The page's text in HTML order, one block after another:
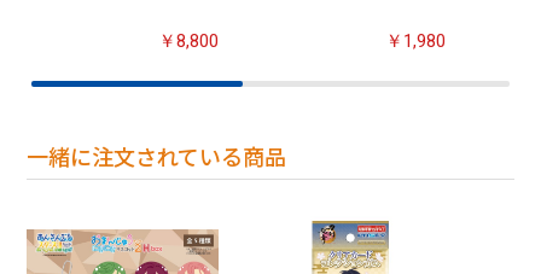
￥8,800 ￥1,980
一緒に注文されている商品